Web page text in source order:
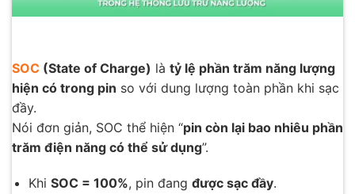
SOC (State of Charge) là tỷ lệ phần trăm năng lượng
hiện có trong pin so với dung lượng toàn phần khi sạc
đầy.
Nói đơn giản, SOC thể hiện “pin còn lại bao nhiêu phần
trăm điện năng có thể sử dụng”.
Khi SOC = 100%, pin đang được sạc đầy.